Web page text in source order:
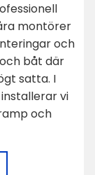
montörer
och
båt där
satta. I
vi
och